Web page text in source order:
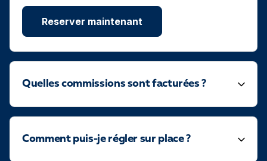
Reserver maintenant
Quelles commissions sont facturées ?
Comment puis-je régler sur place ?